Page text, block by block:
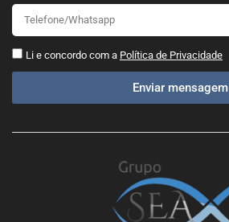
Li e concordo com a Política de Privacidade
Enviar mensagem